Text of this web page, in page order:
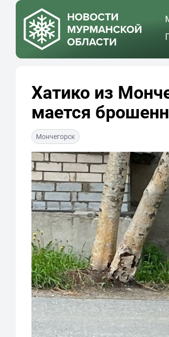
Хатико из
мается
Мончегорск